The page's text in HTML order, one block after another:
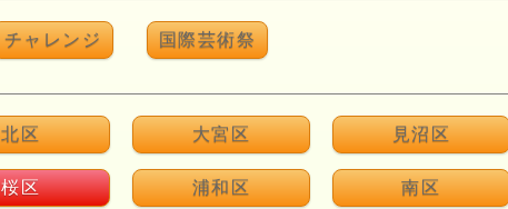
チャレンジ 国際芸術祭
北区 大宮区 見沼区
桜区 浦和区 南区